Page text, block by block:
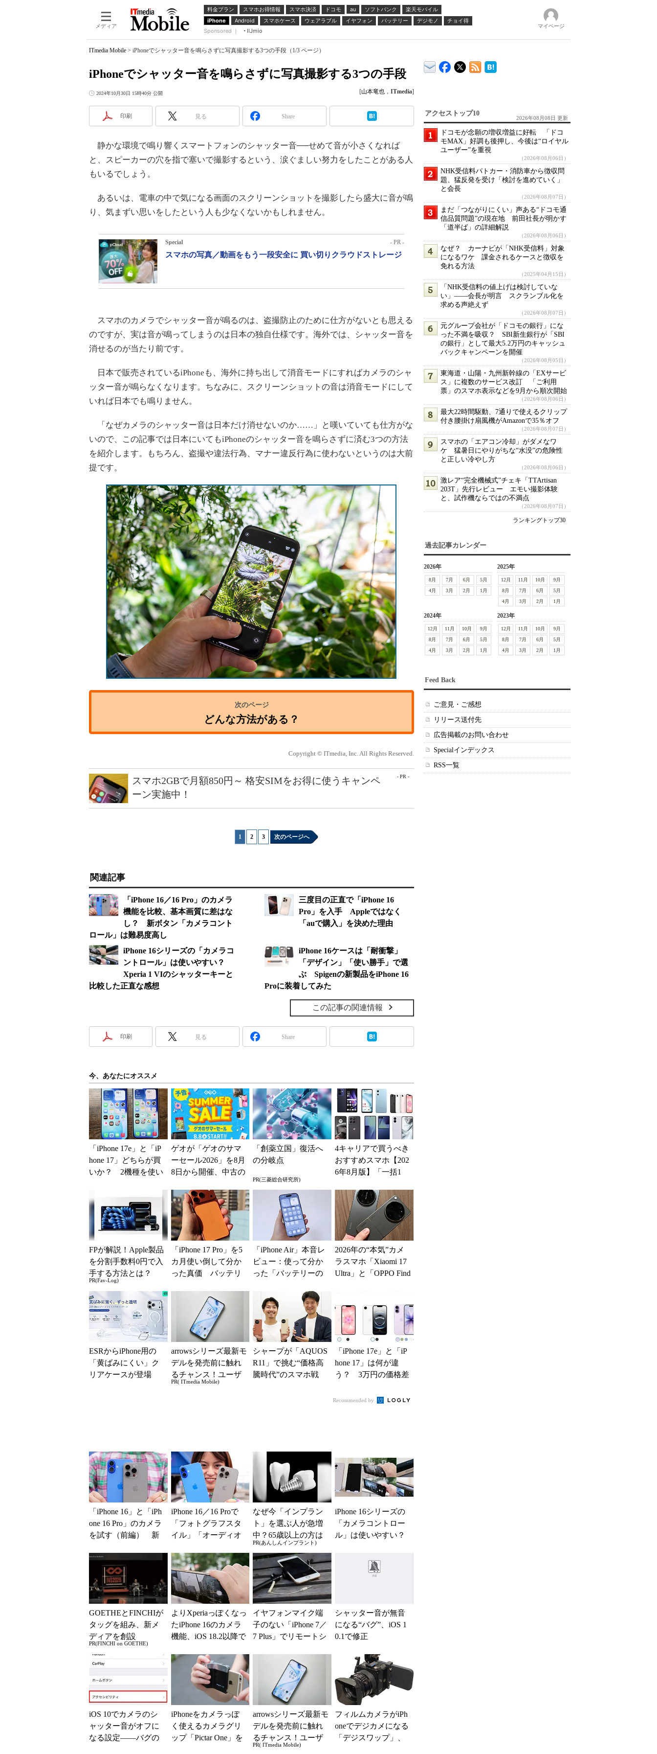
メディア
料金プラン スマホお得情報 スマホ決済 ドコモ au ソフトバンク
楽天モバイル
iPhone
Android スマホケース ウェアラブル イヤフォン バッテリー デジモノ
チョイ得
Sponsored ｜
IIJmio
マイページ
ITmedia Mobile > iPhoneでシャッター音を鳴らさずに写真撮影する3つの手段（1/3 ページ）
iPhoneでシャッター音を鳴らさずに写真撮影する3つの手段
2024年10月30日 15時40分 公開 [山本竜也 ， ITmedia]
印刷 見る Share
静かな環境で鳴り響くスマートフォンのシャッター音──せめて音が小さくなれば
と、スピーカーの穴を指で塞いで撮影するという、涙ぐましい努力をしたことがある人
もいるでしょう。
あるいは、電車の中で気になる画面のスクリーンショットを撮影したら盛大に音が鳴
り、気まずい思いをしたという人も少なくないかもしれません。
Special - PR -
スマホの写真／動画をもう一段安全に 買い切りクラウドストレージ
スマホのカメラでシャッター音が鳴るのは、盗撮防止のために仕方がないとも思える
のですが、実は音が鳴ってしまうのは日本の独自仕様です。海外では、シャッター音を
消せるのが当たり前です。
日本で販売されているiPhoneも、海外に持ち出して消音モードにすればカメラのシャ
ッター音が鳴らなくなります。ちなみに、スクリーンショットの音は消音モードにして
いれば日本でも鳴りません。
「なぜカメラのシャッター音は日本だけ消せないのか……」と嘆いていても仕方がな
いので、この記事では日本にいてもiPhoneのシャッター音を鳴らさずに済む3つの方法
を紹介します。もちろん、盗撮や違法行為、マナー違反行為に使わないというのは大前
提です。
どんな方法がある？
Copyright © ITmedia, Inc. All Rights Reserved.
- PR -
スマホ2GBで月額850円～ 格安SIMをお得に使うキャンペ
ーン実施中！
1 2 3 次のページへ
関連記事
「iPhone 16／16 Pro」のカメラ
機能を比較、基本画質に差はな
し？ 新ボタン「カメラコント
ロール」は難易度高し
三度目の正直で「iPhone 16
Pro」を入手 Appleではなく
「auで購入」を決めた理由
iPhone 16シリーズの「カメラコ
ントロール」は使いやすい？
Xperia 1 VIのシャッターキーと
比較した正直な感想
iPhone 16ケースは「耐衝撃」
「デザイン」「使い勝手」で選
ぶ Spigenの新製品をiPhone 16
Proに装着してみた
この記事の関連情報
印刷 見る Share
今、あなたにオススメ
「iPhone 17e」と「iP
hone 17」どちらが買
いか？ 2機種を使い
ゲオが「ゲオのサマ
ーセール2026」を8月
8日から開催、中古の
得に
「創薬立国」復活へ
の分岐点
PR(三菱総合研究所)
4キャリアで買うべき
おすすめスマホ【202
6年8月版】「一括1
得なiPhone／...
FPが解説！Apple製品
を分割手数料0円で入
手する方法とは？
PR(Fav-Log)
「iPhone 17 Pro」を5
カ月使い倒して分か
った真価 バッテリ
足だが細かな...
「iPhone Air」本音レ
ビュー：使って分か
った「バッテリーの
び」の悩ましさ
2026年の“本気”カメ
ラスマホ「Xiaomi 17
Ultra」と「OPPO Find
ESRからiPhone用の
「黄ばみにくい」ク
リアケースが登場
arrowsシリーズ最新モ
デルを発売前に触れ
るチャンス！ユーザ
ー座談会開催
PR( ITmedia Mobile)
シャープが「AQUOS
R11」で挑む“価格高
騰時代”のスマホ戦
「iPhone 17e」と「iP
hone 17」は何が違
う？ 3万円の価格差
する
Recommended by
「iPhone 16」と「iPh
one 16 Pro」のカメラ
を試す（前編） 新
「...
iPhone 16／16 Proで
「フォトグラフスタ
イル」「オーディオ
う？ 撮って試...
なぜ今「インプラン
ト」を選ぶ人が急増
中？65歳以上の方は
要確認。抜けた歯の
放置は驚きのリスク
PR(あんしんインプラント)
iPhone 16シリーズの
「カメラコントロー
ル」は使いやすい？
GOETHEとFINCHIが
タッグを組み、新メ
ディアを創設
PR(FINCHI on GOETHE)
よりXperiaっぽくなっ
たiPhone 16のカメラ
機能、iOS 18.2以降で
ク...
イヤフォンマイク端
子のない「iPhone 7／
7 Plus」でリモートシ
シャッター音が無音
になる“バグ”、iOS 1
0.1で修正
iOS 10でカメラのシ
ャッター音がオフに
なる設定――バグの
iPhoneをカメラっぽ
く使えるカメラグリ
ップ「Pictar One」を
arrowsシリーズ最新モ
デルを発売前に触れ
るチャンス！ユーザ
ー座談会開催
PR( ITmedia Mobile)
フィルムカメラがiPh
oneでデジカメになる
「デジスワップ」、
アクセストップ10
2026年08月08日 更新
ドコモが念願の増収増益に好転 「ドコ
モMAX」好調も後押し、今後は“ロイヤル
ユーザー”を重視
（2026年08月06日）
NHK受信料パトカー・消防車から徴収問
題、猛反発を受け「検討を進めていく」
と会長
（2026年08月07日）
まだ「つながりにくい」声ある“ドコモ通
信品質問題”の現在地 前田社長が明かす
「道半ば」の詳細解説
（2026年08月06日）
なぜ？ カーナビが「NHK受信料」対象
になるワケ 課金されるケースと徴収を
免れる方法
（2025年04月15日）
「NHK受信料の値上げは検討していな
い」――会長が明言 スクランブル化を
求める声絶えず
（2026年08月07日）
元グループ会社が「ドコモの銀行」にな
った不満を吸収？ SBI新生銀行が「SBI
の銀行」として最大5.2万円のキャッシュ
バックキャンペーンを開催
（2026年08月05日）
東海道・山陽・九州新幹線の「EXサービ
ス」に複数のサービス改訂 「ご利用
票」のスマホ表示などを9月から順次開始
（2026年08月06日）
最大22時間駆動、7通りで使えるクリップ
付き腰掛け扇風機がAmazonで35％オフ
（2026年08月07日）
スマホの「エアコン冷却」がダメなワ
ケ 猛暑日にやりがちな“水没”の危険性
と正しい冷やし方
（2026年08月06日）
激レア“完全機械式”チェキ「TTArtisan
203T」先行レビュー エモい撮影体験
と、試作機ならではの不満点
（2026年08月07日）
ランキングトップ30
過去記事カレンダー
2026年
8月 7月 6月
5月
4月
3月 2月 1月
2025年
12月 11月 10月
9月
8月
7月 6月
5月
4月
3月 2月 1月
2024年
12月 11月 10月
9月
8月
7月 6月
5月
4月
3月 2月 1月
2023年
12月 11月 10月
9月
8月
7月 6月
5月
4月
3月 2月 1月
Feed Back
ご意見・ご感想
リリース送付先
広告掲載のお問い合わせ
Specialインデックス
RSS一覧